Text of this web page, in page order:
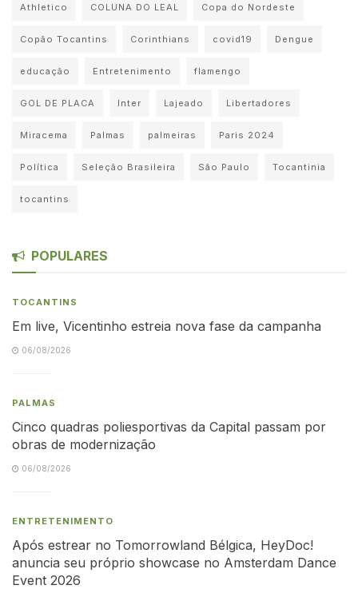
Athletico COLUNA DO LEAL Copa do Nordeste
Copão Tocantins Corinthians covid19 Dengue
educação Entretenimento flamengo
GOL DE PLACA Inter Lajeado Libertadores
Miracema Palmas palmeiras Paris 2024
Política Seleção Brasileira São Paulo Tocantinia
tocantins
POPULARES
TOCANTINS
Em live, Vicentinho estreia nova fase da campanha
06/08/2026
PALMAS
Cinco quadras poliesportivas da Capital passam por
obras de modernização
06/08/2026
ENTRETENIMENTO
Após estrear no Tomorrowland Bélgica, HeyDoc!
anuncia seu próprio showcase no Amsterdam Dance
Event 2026